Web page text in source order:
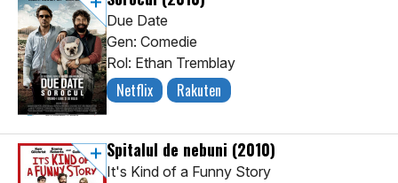
Due Date
Gen: Comedie
Rol: Ethan Tremblay
Netflix Rakuten
Spitalul de nebuni (2010)
It's Kind of a Funny Story